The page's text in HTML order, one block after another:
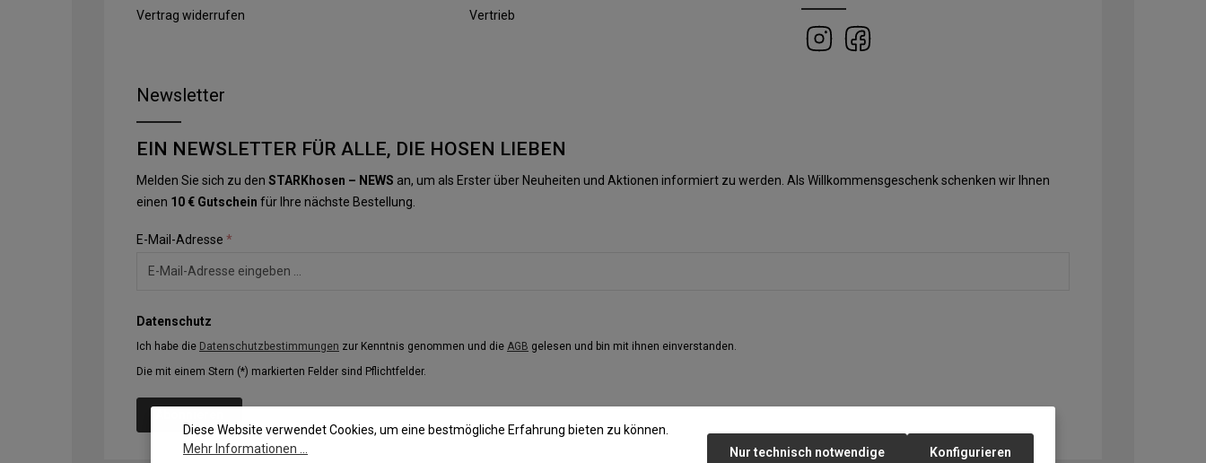
Vertrag widerrufen
Vertrieb
Newsletter
EIN NEWSLETTER FÜR ALLE, DIE HOSEN LIEBEN
Melden Sie sich zu den STARKhosen – NEWS an, um als Erster über Neuheiten und Aktionen informiert zu werden. Als Willkommensgeschenk schenken wir Ihnen
einen 10 € Gutschein für Ihre nächste Bestellung.
E-Mail-Adresse *
Datenschutz
Ich habe die Datenschutzbestimmungen zur Kenntnis genommen und die AGB gelesen und bin mit ihnen einverstanden.
Die mit einem Stern (*) markierten Felder sind Pflichtfelder.
Diese Website verwendet Cookies, um eine bestmögliche Erfahrung bieten zu können.
Mehr Informationen ...
Nur technisch notwendige Konfigurieren